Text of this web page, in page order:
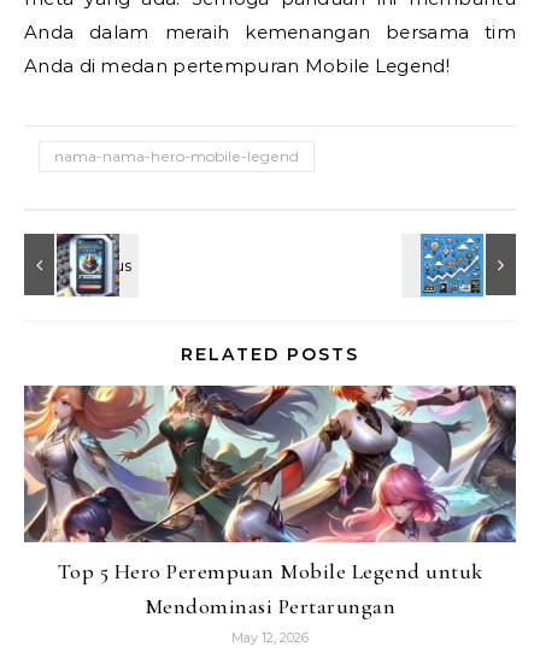
Anda dalam meraih kemenangan bersama tim
Anda di medan pertempuran Mobile Legend!
nama-nama-hero-mobile-legend
RELATED POSTS
Top 5 Hero Perempuan Mobile Legend untuk
Mendominasi Pertarungan
May 12, 2026